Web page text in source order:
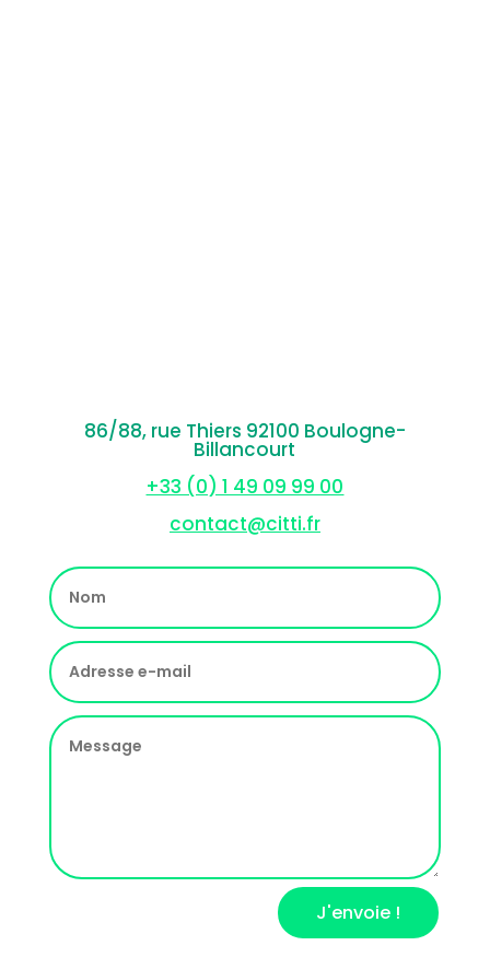
86/88, rue Thiers 92100 Boulogne-
Billancourt
+33 (0) 1 49 09 99 00
contact@citti.fr
J'envoie !